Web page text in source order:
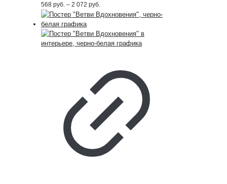
568 руб. – 2 072 руб.
цен:
руб.
–